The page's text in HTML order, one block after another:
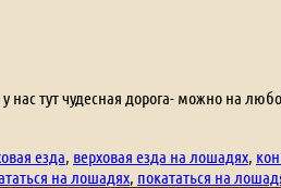
тут чудесная дорога- можно на
езда верховая езда на лошадях
на лошадях покататься на